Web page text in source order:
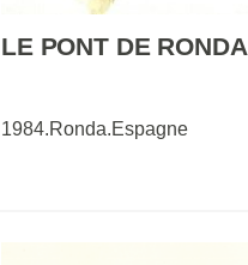
LE PONT DE RONDA
1984.Ronda.Espagne